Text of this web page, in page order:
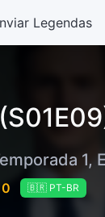
Legendas
1,
🇧🇷 PT-BR